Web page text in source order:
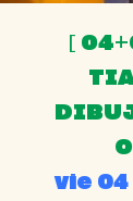
[
vie